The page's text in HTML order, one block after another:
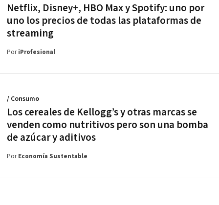
Netflix, Disney+, HBO Max y Spotify: uno por
uno los precios de todas las plataformas de
streaming
PoriProfesional
Los cereales de Kellogg’s y otras marcas se
venden como nutritivos pero son una bomba
de azúcar y aditivos
/ Consumo
PorEconomía Sustentable